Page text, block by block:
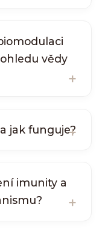
vědy
jak funguje?
imunity a